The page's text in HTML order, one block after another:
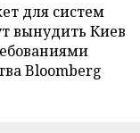
для систем
вынудить Киев
Bloomberg